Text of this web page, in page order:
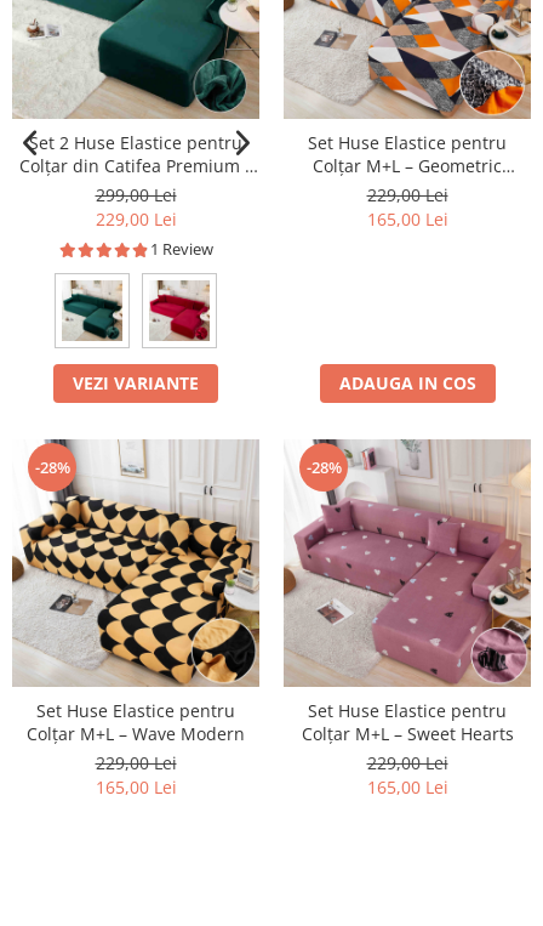
Set 2 Huse Elastice pentru
Colțar din Catifea Premium –
M+L
299,00 Lei
229,00 Lei
1 Review
VEZI VARIANTE
Set Huse Elastice pentru
Colțar M+L – Geometric
Modern
229,00 Lei
165,00 Lei
ADAUGA IN COS
-28%
Set Huse Elastice pentru
Colțar M+L – Wave Modern
229,00 Lei
165,00 Lei
-28%
Set Huse Elastice pentru
Colțar M+L – Sweet Hearts
229,00 Lei
165,00 Lei